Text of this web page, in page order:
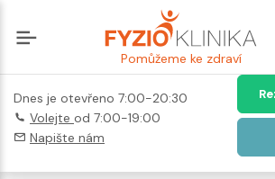
Pomůžeme ke zdraví
Dnes je otevřeno 7:00-20:30
Volejte od 7:00-19:00
Napište nám